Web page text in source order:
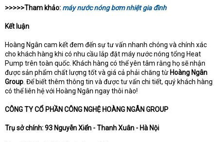
>>>>>Tham khảo: máy nước nóng bơm nhiệt gia đình
Kết luận
Hoàng Ngân cam kết đem đến sự tư vấn nhanh chóng và chính xác
cho khách hàng khi có nhu cầu lắp đặt máy nước nóng tổng Heat
Pump trên toàn quốc. Khách hàng có thể yên tâm rằng họ sẽ nhận
được sản phẩm chất lượng tốt và giá cả phải chăng từ Hoàng Ngân
Group. Để biết thêm thông tin và được tư vấn chi tiết, quý khách hàng
có thể liên hệ với Hoàng Ngân ngay thôi nào!
CÔNG TY CỔ PHẦN CÔNG NGHỆ HOÀNG NGÂN GROUP
Trụ sở chính: 93 Nguyễn Xiển - Thanh Xuân - Hà Nội